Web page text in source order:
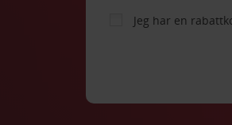
Jeg har en